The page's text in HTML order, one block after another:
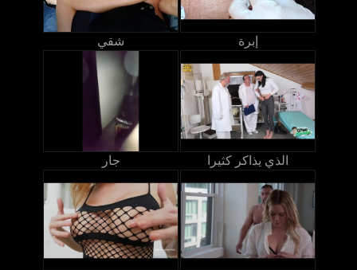
شقي إبرة
جار الذي يذاكر كثيرا